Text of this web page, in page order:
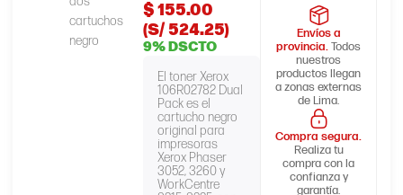
$155.00
(S/ 524.25)
9% DSCTO
El toner Xerox
106R02782 Dual
Pack es el
cartucho negro
original para
impresoras
Xerox Phaser
3052, 3260 y
WorkCentre
Envíos a
provincia.Todos
nuestros
productos llegan
a zonas externas
de Lima.
Compra segura.
Realiza tu
compra con la
confianza y
garantía.